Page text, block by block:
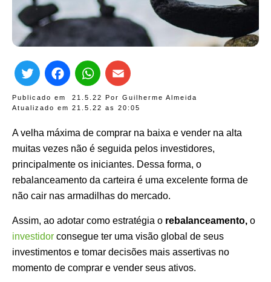
Publicado em 21.5.22 Por Guilherme Almeida
Atualizado em 21.5.22 as 20:05
TwitterFacebook
WhatsApp
A velha máxima de comprar na baixa e vender na alta
muitas vezes não é seguida pelos investidores,
principalmente os iniciantes. Dessa forma, o
rebalanceamento da carteira é uma excelente forma de
não cair nas armadilhas do mercado.
Assim, ao adotar como estratégia o rebalanceamento, o
investidor consegue ter uma visão global de seus
investimentos e tomar decisões mais assertivas no
momento de comprar e vender seus ativos.